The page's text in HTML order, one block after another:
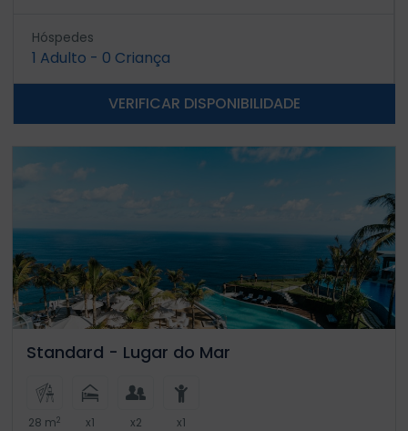
Hóspedes
1 Adulto - 0 Criança
VERIFICAR DISPONIBILIDADE
Standard - Lugar do Mar
28 m2 x1 x2 x1